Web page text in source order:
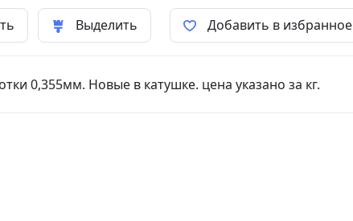
Выделить Добавить в избранное
0,355мм. Новые в катушке. цена указано за кг.